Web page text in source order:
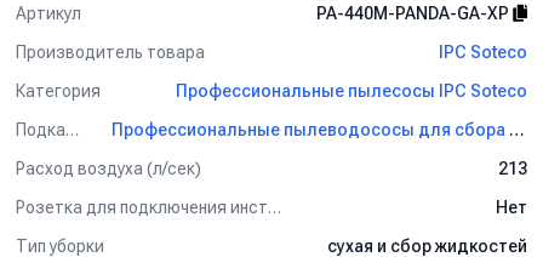
Комплект поставки:
- Гибкий всасывающий шланг 2.5 м.
- Насадка щелевая узкая.
- Насадка щелевая широкая.
Применение:
сервисном центре, на строительной площадке.
Артикул
PA-440M-PANDA-GA-XP
Производитель товара
IPC Soteco
Категория
Профессиональные пылесосы IPC Soteco
Подкатегория
Профессиональные пылеводососы для сбора сухой и жидкой грязи IPC Soteco
Расход воздуха (л/сек)
213
Розетка для подключения инструмента
Нет
Тип уборки
сухая и сбор жидкостей